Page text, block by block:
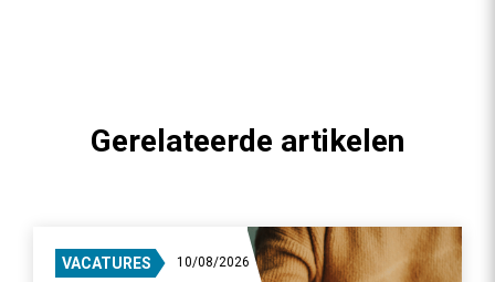
Gerelateerde artikelen
VACATURES 10/08/2026